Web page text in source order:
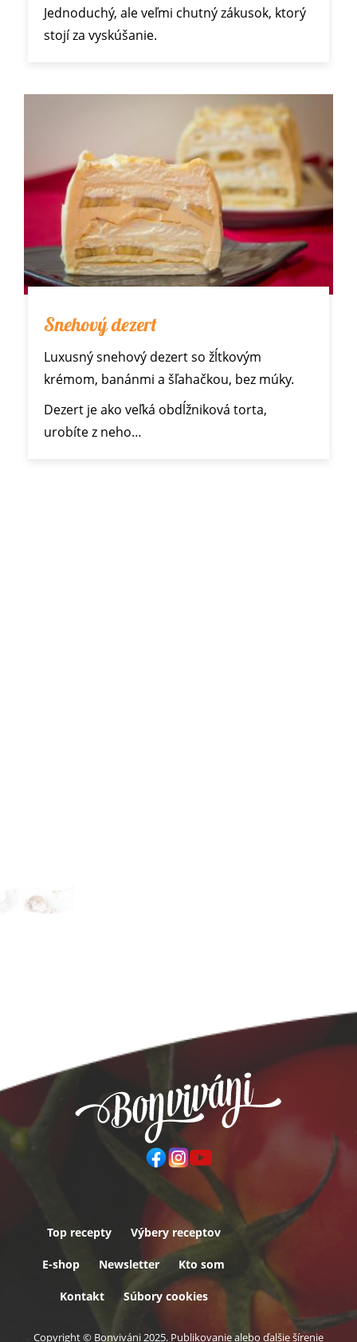
Jednoduchý, ale veľmi chutný zákusok, ktorý
stojí za vyskúšanie.
Snehový dezert
Luxusný snehový dezert so žĺtkovým
krémom, banánmi a šľahačkou, bez múky.
Dezert je ako veľká obdĺžniková torta,
urobíte z neho…
Päta
Top recepty Výbery receptov
E-shop Newsletter Kto som
Kontakt Súbory cookies
Copyright © Bonviváni 2025. Publikovanie alebo ďalšie šírenie